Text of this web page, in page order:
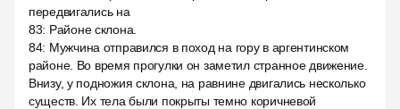
передвигались на
83: Районе склона.
84: Мужчина отправился в поход на гору в аргентинском
районе. Во время прогулки он заметил странное движение.
Внизу, у подножия склона, на равнине двигались несколько
существ. Их тела были покрыты темно коричневой